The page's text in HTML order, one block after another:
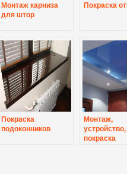
Монтаж карниза
для штор
Покраска
Покраска
подоконников
Монтаж,
устройство,
покраска